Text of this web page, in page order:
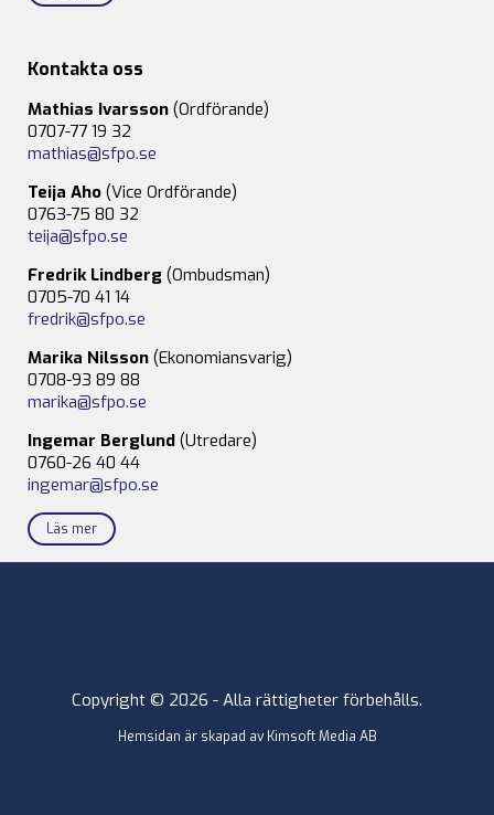
Kontakta oss
Mathias Ivarsson (Ordförande)
0707-77 19 32
mathias@sfpo.se
Teija Aho (Vice Ordförande)
0763-75 80 32
teija@sfpo.se
Fredrik Lindberg (Ombudsman)
0705-70 41 14
fredrik@sfpo.se
Marika Nilsson (Ekonomiansvarig)
0708-93 89 88
marika@sfpo.se
Ingemar Berglund (Utredare)
0760-26 40 44
ingemar@sfpo.se
Läs mer
Copyright © 2026 - Alla rättigheter förbehålls.
Hemsidan är skapad av Kimsoft Media AB